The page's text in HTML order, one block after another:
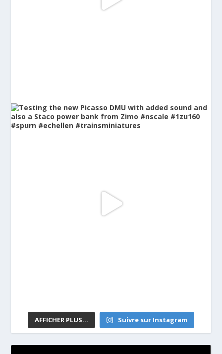
AFFICHER PLUS... Suivre sur Instagram